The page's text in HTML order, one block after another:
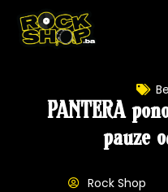
PANTERA
pauze
Rock Shop